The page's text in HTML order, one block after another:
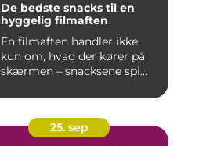
De bedste snacks til en
hyggelig filmaften
En filmaften handler ikke
kun om, hvad der kører på
skærmen – snacksene spi...
25. sep